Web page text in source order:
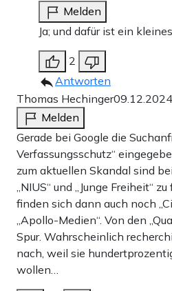
Melden
Ja; und dafür ist ein
2
Antworten
Thomas Hechinger
Melden
Gerade bei Google die
Verfassungsschutz“
zum aktuellen Skandal sind
„NIUS“ und „Junge Freiheit“
finden sich dann auch noch
„Apollo-Medien“. Von den
Spur. Wahrscheinlich
nach, weil sie
wollen…